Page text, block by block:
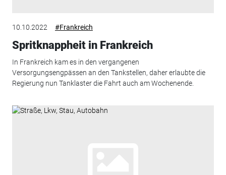
10.10.2022 #Frankreich
Spritknappheit in Frankreich
In Frankreich kam es in den vergangenen
Versorgungsengpässen an den Tankstellen, daher erlaubte die
Regierung nun Tanklaster die Fahrt auch am Wochenende.